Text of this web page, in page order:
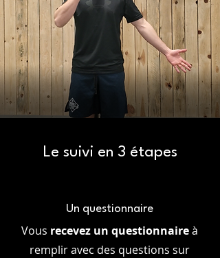
Le suivi en 3 étapes
Un questionnaire
Vous recevez un questionnaireà
remplir avec des questions sur